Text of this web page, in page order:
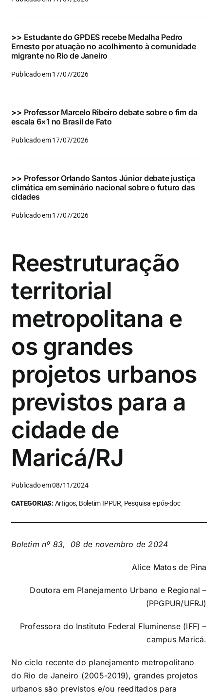
Eventos e Certificados
Buscar
para:
>> Estudante do GPDES recebe Medalha Pedro
Ernesto por atuação no acolhimento à comunidade
migrante no Rio de Janeiro
Publicado em 17/07/2026
>> Professor Marcelo Ribeiro debate sobre o fim da
escala 6×1 no Brasil de Fato
Publicado em 17/07/2026
>> Professor Orlando Santos Júnior debate justiça
climática em seminário nacional sobre o futuro das
cidades
Publicado em 17/07/2026
Reestruturação
territorial
metropolitana e
os grandes
projetos urbanos
previstos para a
cidade de
Maricá/RJ
Publicado em 08/11/2024
CATEGORIAS:Artigos, Boletim IPPUR, Pesquisa e pós-doc
Boletim nº 83, 08 de novembro de 2024
Alice Matos de Pina
Doutora em Planejamento Urbano e Regional –
(PPGPUR/UFRJ)
Professora do Instituto Federal Fluminense (IFF) –
campus Maricá.
No ciclo recente do planejamento metropolitano
do Rio de Janeiro (2005-2019), grandes projetos
urbanos são previstos e/ou reeditados para